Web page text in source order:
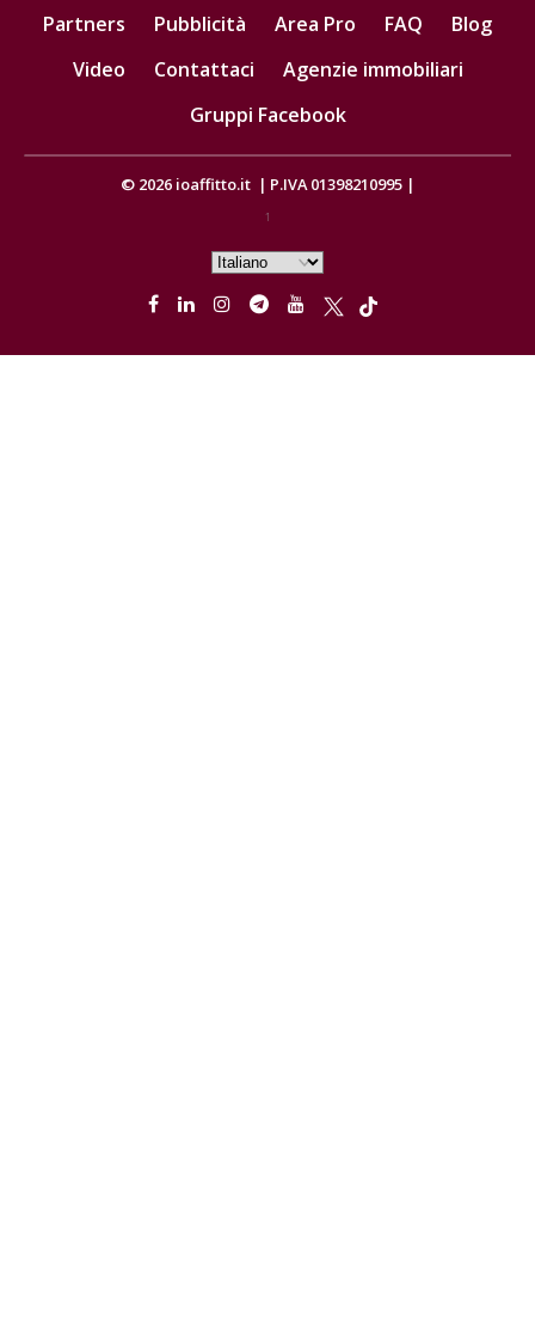
Partners
Pubblicità Area Pro FAQ
Blog
Video
Contattaci
Agenzie immobiliari
Gruppi Facebook
© 2026 ioaffitto.it | P.IVA 01398210995 |
1